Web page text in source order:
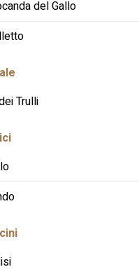
del Gallo
Trulli